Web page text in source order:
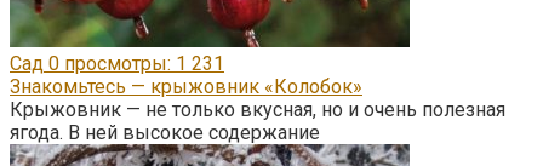
Сад 0 просмотры: 1 231
Знакомьтесь — крыжовник «Колобок»
Крыжовник — не только вкусная, но и очень полезная
ягода. В ней высокое содержание